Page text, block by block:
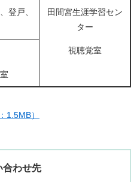
登戸、
田間宮生涯学習セン
ター
視聴覚室
）
合わせ先